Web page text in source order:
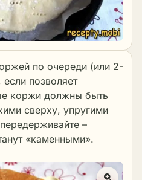
по очереди (или 2-
позволяет
коржи должны быть
сверху, упругими
–
«каменными».